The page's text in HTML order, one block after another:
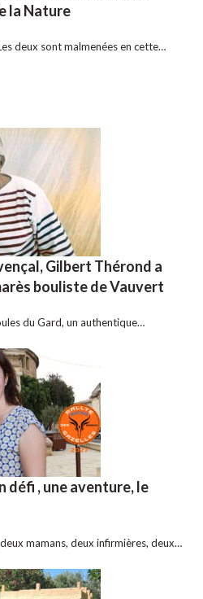
la Nature
deux sont malmenées en cette…
Gilbert Thérond a
bouliste de Vauvert
du Gard, un authentique…
défi , une aventure, le
mamans, deux infirmières, deux…